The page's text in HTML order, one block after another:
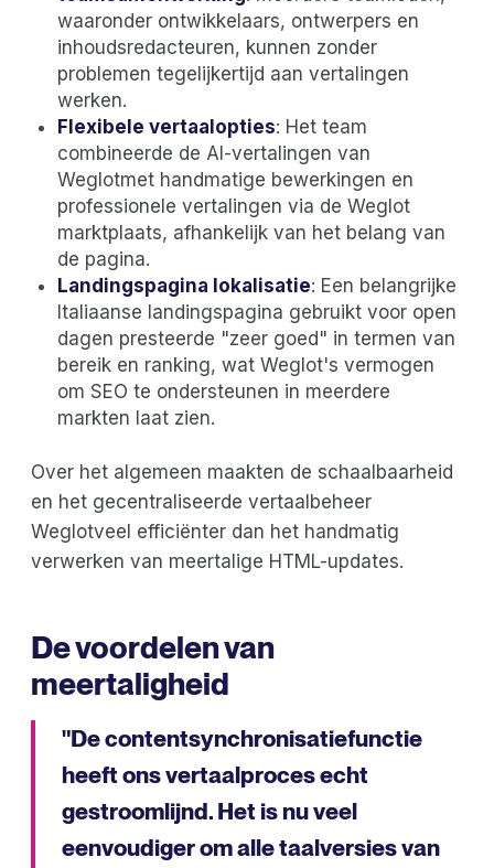
waaronder ontwikkelaars, ontwerpers en
inhoudsredacteuren, kunnen zonder
problemen tegelijkertijd aan vertalingen
werken.
Flexibele vertaalopties: Het team
combineerde de AI-vertalingen van
Weglotmet handmatige bewerkingen en
professionele vertalingen via de Weglot
marktplaats, afhankelijk van het belang van
de pagina.
Landingspagina lokalisatie: Een belangrijke
Italiaanse landingspagina gebruikt voor open
dagen presteerde "zeer goed" in termen van
bereik en ranking, wat Weglot's vermogen
om SEO te ondersteunen in meerdere
markten laat zien.
Over het algemeen maakten de schaalbaarheid
en het gecentraliseerde vertaalbeheer
Weglotveel efficiënter dan het handmatig
verwerken van meertalige HTML-updates.
De voordelen van
meertaligheid
"De contentsynchronisatiefunctie
heeft ons vertaalproces echt
gestroomlijnd. Het is nu veel
eenvoudiger om alle taalversies van